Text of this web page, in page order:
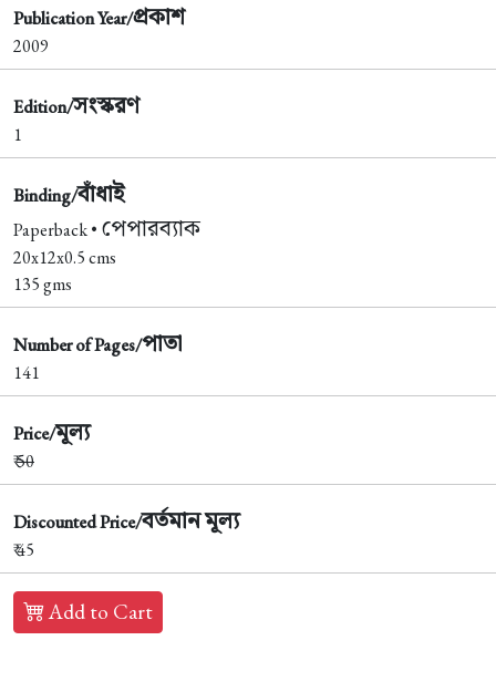
Publication Year/প্রকাশ
2009
Edition/সংস্করণ
1
Binding/বাঁধাই
Paperback • পেপারব্যাক
20x12x0.5 cms
135 gms
Number of Pages/পাতা
141
Price/মূল্য
₹50
Discounted Price/বর্তমান মূল্য
₹ 45
Add to Cart